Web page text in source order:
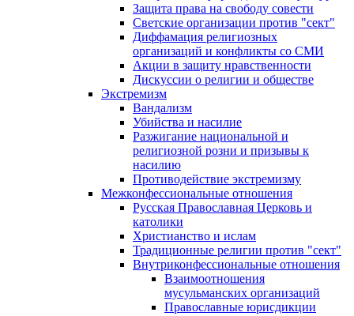
Защита права на свободу совести
Светские организации против "сект"
Диффамация религиозных
организаций и конфликты со СМИ
Акции в защиту нравственности
Дискуссии о религии и обществе
Экстремизм
Вандализм
Убийства и насилие
Разжигание национальной и
религиозной розни и призывы к
насилию
Противодействие экстремизму
Межконфессиональные отношения
Русская Православная Церковь и
католики
Христианство и ислам
Традиционные религии против "сект"
Внутриконфессиональные отношения
Взаимоотношения
мусульманских организаций
Православные юрисдикции